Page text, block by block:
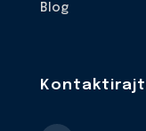
Blog